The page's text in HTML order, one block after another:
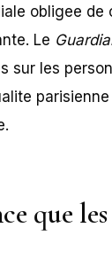
obligee
Le
sur les
que